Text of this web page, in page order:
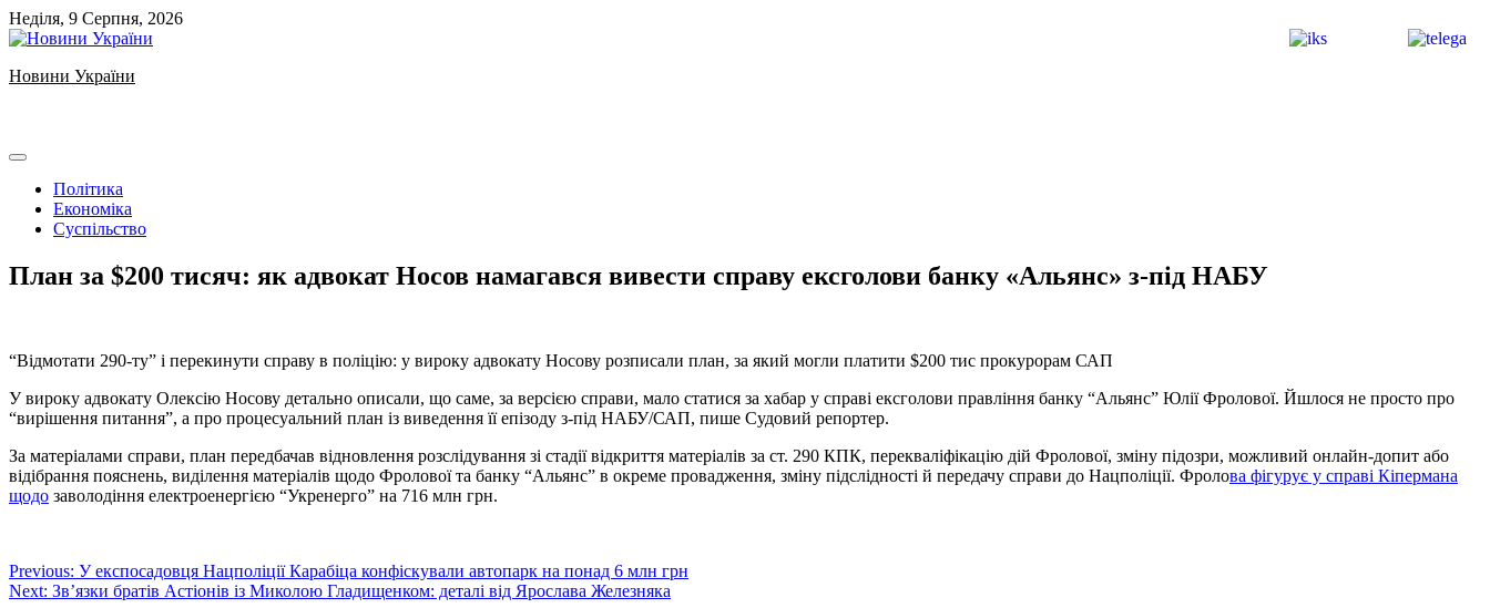
Skip
to
Неділя, 9 Серпня, 2026
Новини України
Політика
Економіка
Суспільство
План за $200 тисяч: як адвокат Носов намагався вивести справу ексголови банку «Альянс» з-під НАБУ
️“Відмотати 290-ту” і перекинути справу в поліцію: у вироку адвокату Носову розписали план, за який могли платити $200 тис прокурорам САП
У вироку адвокату Олексію Носову детально описали, що саме, за версією справи, мало статися за хабар у справі ексголови правління банку “Альянс” Юлії Фролової. Йшлося не просто про
“вирішення питання”, а про процесуальний план із виведення її епізоду з-під НАБУ/САП, пише Судовий репортер.
За матеріалами справи, план передбачав відновлення розслідування зі стадії відкриття матеріалів за ст. 290 КПК, перекваліфікацію дій Фролової, зміну підозри, можливий онлайн-допит або
відібрання пояснень, виділення матеріалів щодо Фролової та банку “Альянс” в окреме провадження, зміну підслідності й передачу справи до Нацполіції. Фролова фігурує у справі Кіпермана
щодо заволодіння електроенергією “Укренерго” на 716 млн грн.
Навігація
Previous: У експосадовця Нацполіції Карабіца конфіскували автопарк на понад 6 млн грн
Next: Зв’язки братів Астіонів із Миколою Гладищенком: деталі від Ярослава Железняка